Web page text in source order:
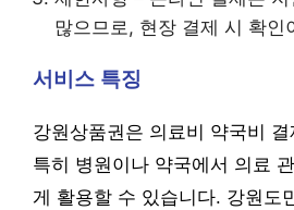
많으므로, 현장 결제 시 확인
서비스 특징
강원상품권은 의료비 약국비
특히 병원이나 약국에서 의료
게 활용할 수 있습니다. 강원도